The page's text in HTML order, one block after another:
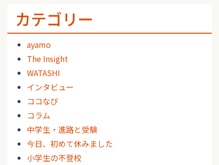
カテゴリー
ayamo
The Insight
WATASHI
インタビュー
ココなび
コラム
中学生・進路と受験
今日、初めて休みました
小学生の不登校